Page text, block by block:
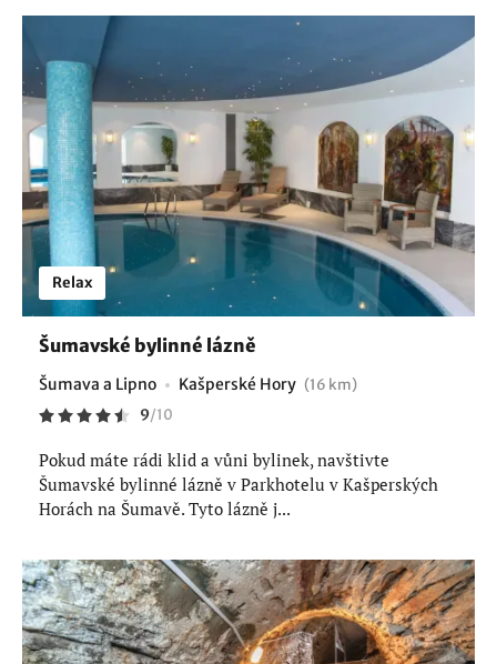
Relax
Šumavské bylinné lázně
Šumava a Lipno Kašperské Hory (16 km)
9/10
Pokud máte rádi klid a vůni bylinek, navštivte
Šumavské bylinné lázně v Parkhotelu v Kašperských
Horách na Šumavě. Tyto lázně j...